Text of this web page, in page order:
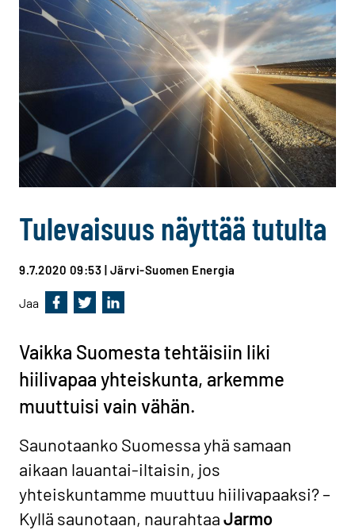
Tulevaisuus näyttää tutulta
9.7.2020 09:53 | Järvi-Suomen Energia
Jaa Jaa Facebookissa
Jaa Twitterissä
Jaa Linkedinissä
Vaikka Suomesta tehtäisiin liki
hiilivapaa yhteiskunta, arkemme
muuttuisi vain vähän.
Saunotaanko Suomessa yhä samaan
aikaan lauantai-iltaisin, jos
yhteiskuntamme muuttuu hiilivapaaksi? –
Kyllä saunotaan, naurahtaaJarmo